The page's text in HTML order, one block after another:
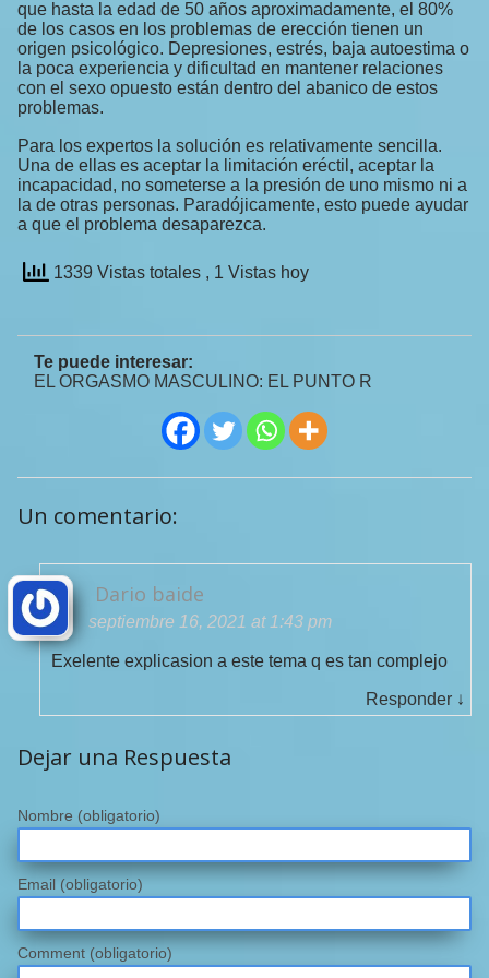
que hasta la edad de 50 años aproximadamente, el 80%
de los casos en los problemas de erección tienen un
origen psicológico. Depresiones, estrés, baja autoestima o
la poca experiencia y dificultad en mantener relaciones
con el sexo opuesto están dentro del abanico de estos
problemas.
Para los expertos la solución es relativamente sencilla.
Una de ellas es aceptar la limitación eréctil, aceptar la
incapacidad, no someterse a la presión de uno mismo ni a
la de otras personas. Paradójicamente, esto puede ayudar
a que el problema desaparezca.
1339 Vistas totales , 1 Vistas hoy
Te puede interesar:
EL ORGASMO MASCULINO: EL PUNTO R
Un comentario:
Dario baide
septiembre 16, 2021 at 1:43 pm
Exelente explicasion a este tema q es tan complejo
Responder ↓
Dejar una Respuesta
Nombre (obligatorio)
Email (obligatorio)
Comment (obligatorio)